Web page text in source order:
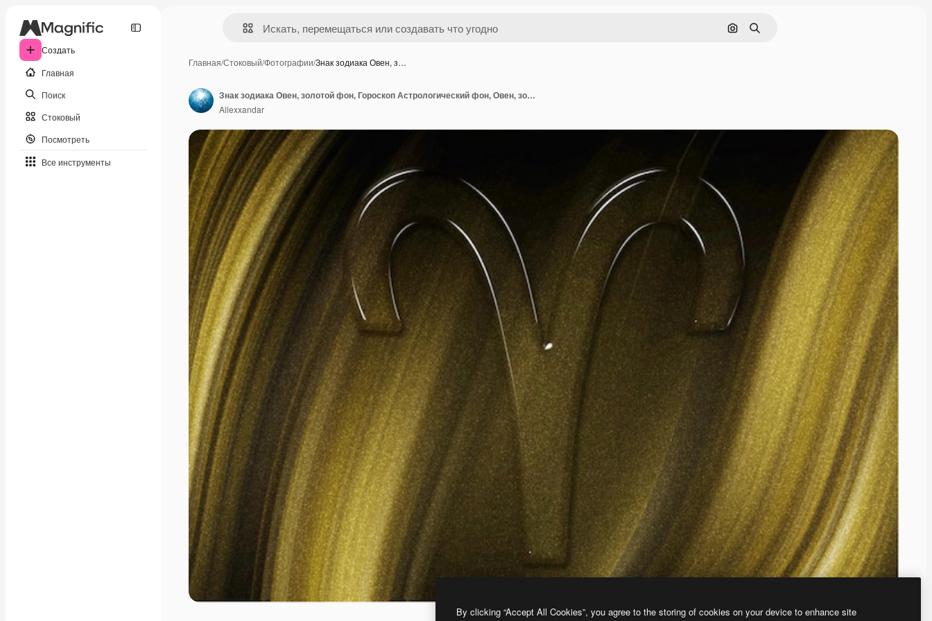
Создать
Главная
Поиск
Стоковый
Посмотреть
Все инструменты
Поиск по изображению
Поиск
Главная/Стоковый/Фотографии/Знак зодиака Овен, з…
Знак зодиака Овен, золотой фон, Гороскоп Астрологический фон, Овен, золотой гороскоп
Allexxandar
By clicking “Accept All Cookies”, you agree to the storing of cookies on your device to enhance site